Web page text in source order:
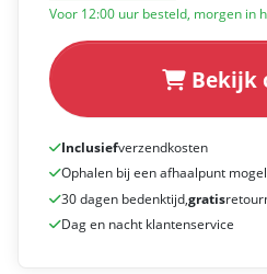
Voor 12:00 uur besteld, morgen in
Bekijk
Inclusiefverzendkosten
Ophalen bij een afhaalpunt
30 dagen bedenktijd,gratis
Dag en nacht klantenservice